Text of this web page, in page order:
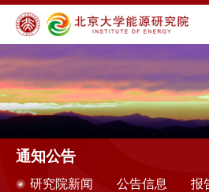
通知公告
研究院新闻 公告信息 报